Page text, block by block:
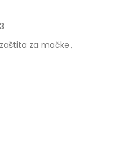
za mačke,